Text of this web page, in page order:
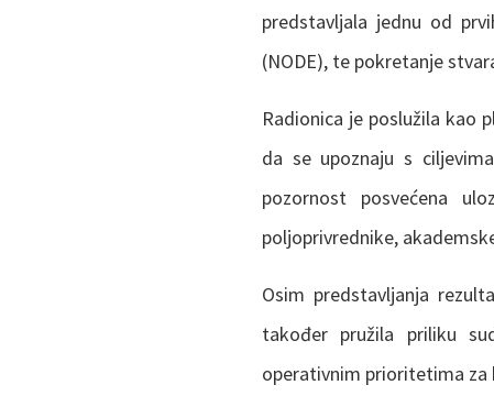
predstavljala jednu od
(NODE), te pokretanje
Radionica je poslužila kao
da se upoznaju s
pozornost posvećena
poljoprivrednike,
Osim predstavljanja
također pružila priliku
operativnim prioritetima za